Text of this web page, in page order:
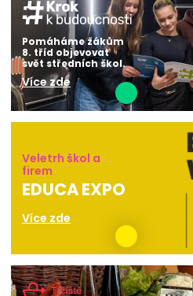
Pomáháme žákům
8. tříd objevovat
svět středních škol.
Více zde
Veletrh škol a
firem
EDUCA EXPO
Více zde